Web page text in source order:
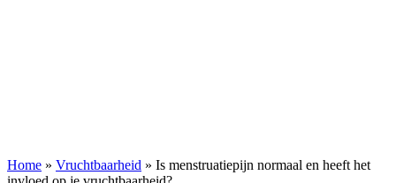
Home » Vruchtbaarheid » Is menstruatiepijn normaal en heeft het